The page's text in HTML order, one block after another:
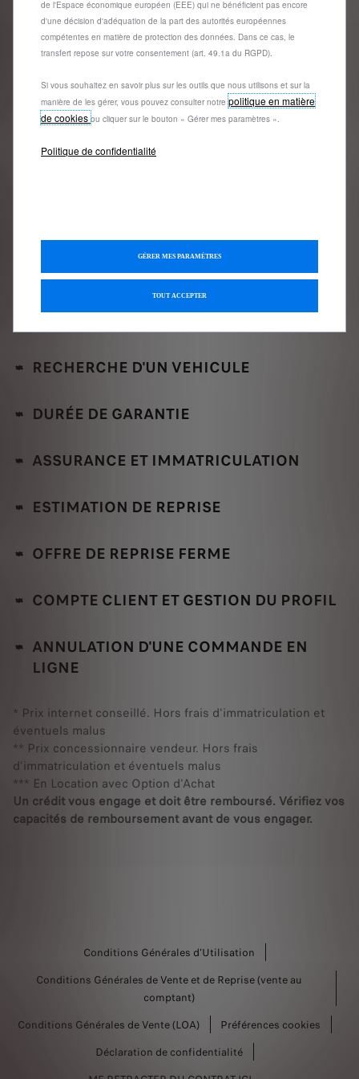
Questions et
réponses
COMMENT PASSER COMMANDE EN
LIGNE ?
RECHERCHE D'UN VEHICULE
DURÉE DE GARANTIE
ASSURANCE ET IMMATRICULATION
ESTIMATION DE REPRISE
OFFRE DE REPRISE FERME
COMPTE CLIENT ET GESTION DU PROFIL
ANNULATION D'UNE COMMANDE EN
LIGNE
* Prix internet conseillé. Hors frais d'immatriculation et
éventuels malus
** Prix concessionnaire vendeur. Hors frais
d'immatriculation et éventuels malus
*** En Location avec Option d'Achat
Un crédit vous engage et doit être remboursé. Vérifiez vos
capacités de remboursement avant de vous engager.
Conditions Générales d'Utilisation
Conditions Générales de Vente et de Reprise (vente au
comptant)
Conditions Générales de Vente (LOA)
Préférences cookies
Déclaration de confidentialité
de l'Espace économique européen (EEE) qui ne bénéficient pas encore
d'une décision d'adéquation de la part des autorités européennes
compétentes en matière de protection des données. Dans ce cas, le
transfert repose sur votre consentement (art. 49.1a du RGPD).
Si vous souhaitez en savoir plus sur les outils que nous utilisons et sur la
manière de les gérer, vous pouvez consulter notrepolitique en matière
de cookies ou cliquer sur le bouton « Gérer mes paramètres ».
Politique de confidentialité
GÉRER MES PARAMÈTRES
TOUT ACCEPTER